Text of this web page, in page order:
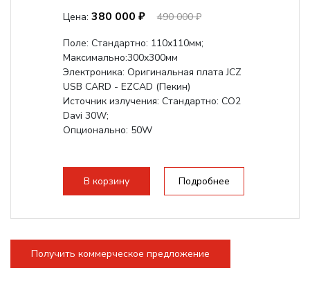
Цена: 380 000 ₽
490 000 ₽
Поле: Cтандартно: 110х110мм;
Максимально:300x300мм
Электроника: Оригинальная плата JCZ
USB CARD - EZCAD (Пекин)
Источник излучения: Стандартно: CO2
Davi 30W;
Опционально: 50W
В корзину Подробнее
Получить коммерческое предложение